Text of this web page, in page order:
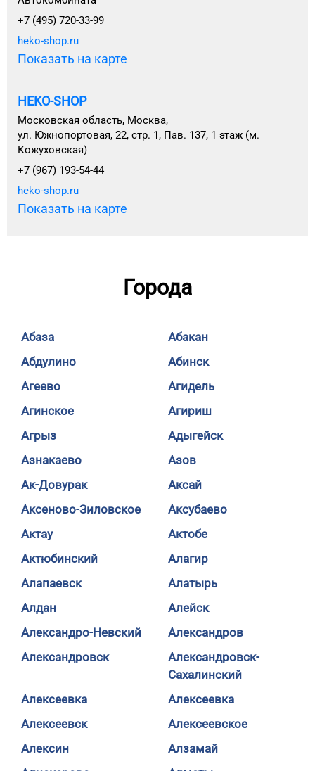
+7 (495) 720-33-99
heko-shop.ru
Показать на карте
HEKO-SHOP
Московская область, Москва,
ул. Южнопортовая, 22, стр. 1, Пав. 137, 1 этаж (м.
Кожуховская)
+7 (967) 193-54-44
heko-shop.ru
Показать на карте
Города
Абаза
Абакан
Абдулино
Абинск
Агеево
Агидель
Агинское
Агириш
Агрыз
Адыгейск
Азнакаево
Азов
Ак-Довурак
Аксай
Аксеново-Зиловское
Аксубаево
Актау
Актобе
Актюбинский
Алагир
Алапаевск
Алатырь
Алдан
Алейск
Александро-Невский
Александров
Александровск
Александровск-
Сахалинский
Алексеевка
Алексеевка
Алексеевск
Алексеевское
Алексин
Алзамай